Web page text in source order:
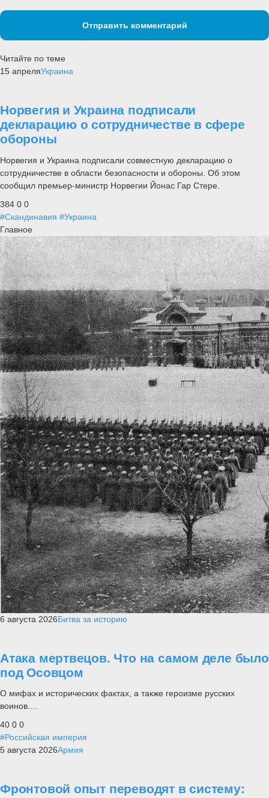
Отправить комментарий
Читайте по теме
15 апреляУкраина
Норвегия и Украина подписали
декларацию о сотрудничестве в сфере
обороны
Норвегия и Украина подписали совместную декларацию о
сотрудничестве в области безопасности и обороны. Об этом
сообщил премьер-министр Норвегии Йонас Гар Стере.
384 0 0
#Скандинавия #Украина
Главное
6 августа 2026Битва за историю
Атака мертвецов. Что на самом деле было
под Осовцом
О мифах и исторических фактах, а также героизме русских
воинов....
40 0 0
#Российская империя
5 августа 2026Армия
Фронтовой опыт переводят в систему: